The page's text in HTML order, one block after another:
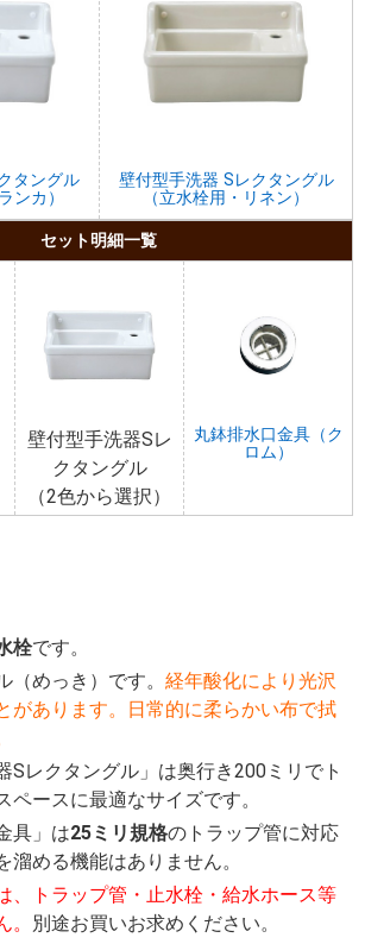
タングル
ンカ）
壁付型手洗器 Sレクタングル
（立水栓用・リネン）
セット明細一覧
壁付型手洗器Sレ
クタングル
（2色から選択）
丸鉢排水口金具（ク
ロム）
栓です。
（めっき）です。 経年酸化により光沢
があります。日常的に柔らかい布で拭
Sレクタングル」は奥行き200ミリでト
ペースに最適なサイズです。
具」は25ミリ規格のトラップ管に対応
溜める機能はありません。
、トラップ管・止水栓・給水ホース等
別途お買いお求めください。